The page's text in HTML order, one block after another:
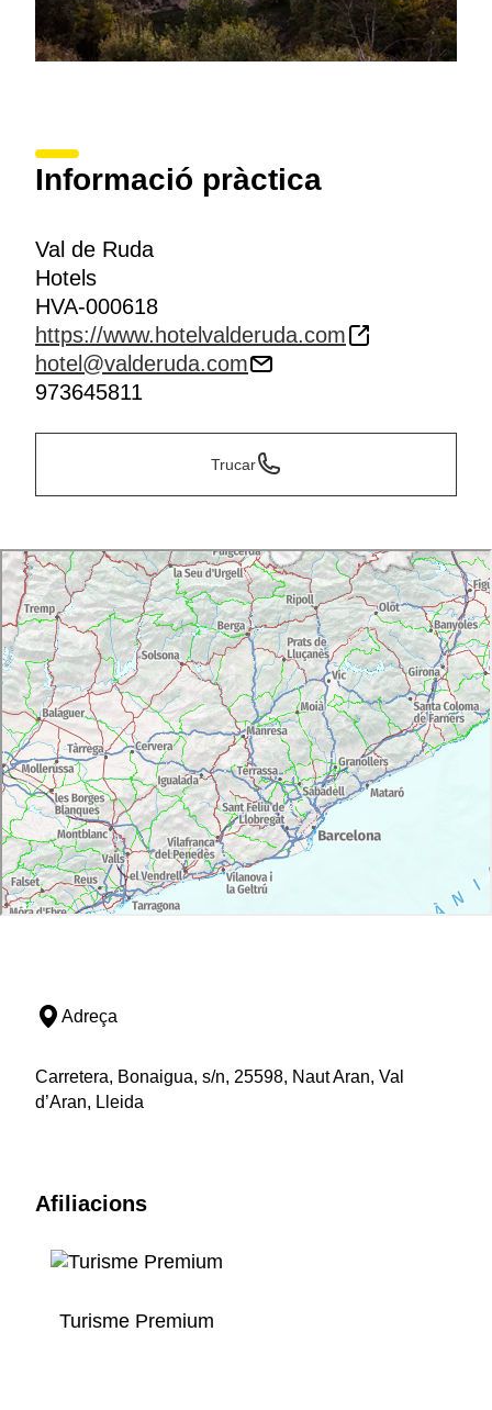
Informació pràctica
Val de Ruda
Hotels
HVA-000618
https://www.hotelvalderuda.com
hotel@valderuda.com
973645811
Trucar
Adreça
Carretera, Bonaigua, s/n, 25598, Naut Aran, Val
d’Aran, Lleida
Afiliacions
Turisme Premium